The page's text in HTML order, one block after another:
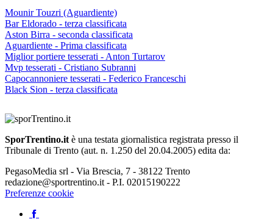
Mounir Touzri (Aguardiente)
Bar Eldorado - terza classificata
Aston Birra - seconda classificata
Aguardiente - Prima classificata
Miglior portiere tesserati - Anton Turtarov
Mvp tesserati - Cristiano Subranni
Capocannoniere tesserati - Federico Franceschi
Black Sion - terza classificata
SporTrentino.it è una testata giornalistica registrata presso il
Tribunale di Trento (aut. n. 1.250 del 20.04.2005) edita da:
PegasoMedia srl - Via Brescia, 7 - 38122 Trento
redazione@sportrentino.it - P.I. 02015190222
Preferenze cookie